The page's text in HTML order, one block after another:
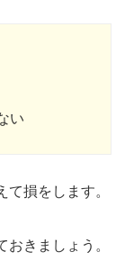
い
損をします。
きましょう。